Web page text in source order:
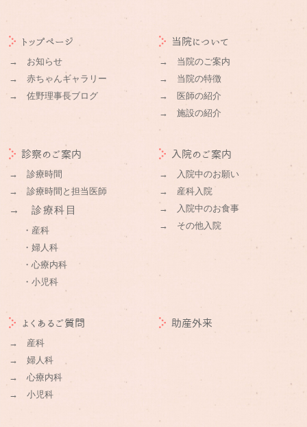
トップページ
→ お知らせ
→ 赤ちゃんギャラリー
→ 佐野理事長ブログ
当院について
→ 当院のご案内
→ 当院の特徴
→ 医師の紹介
→ 施設の紹介
診察のご案内
→ 診療時間
→ 診療時間と担当医師
→ 診療科目
・産科
・婦人科
・心療内科
・小児科
入院のご案内
→ 入院中のお願い
→ 産科入院
→ 入院中のお食事
→ その他入院
よくあるご質問
→ 産科
→ 婦人科
→ 心療内科
→ 小児科
助産外来